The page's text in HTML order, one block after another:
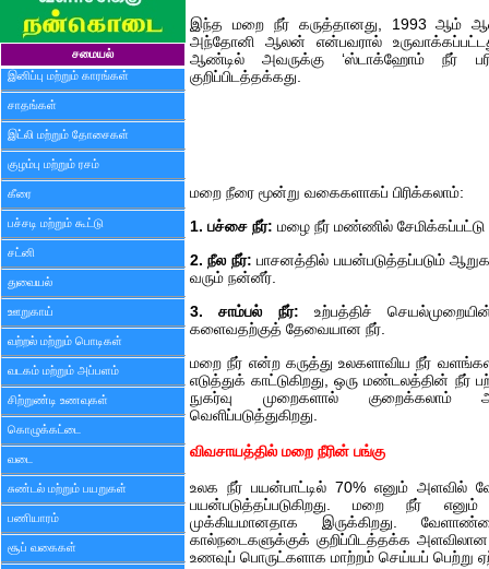
சமையல்
இனிப்பு மற்றும் காரங்கள்
சாதங்கள்
இட்லி மற்றும் தோசைகள்
குழம்பு மற்றும் ரசம்
கீரை
பச்சடி மற்றும் கூட்டு
சட்னி
துவையல்
ஊறுகாய்
வற்றல் மற்றும் பொடிகள்
வடகம் மற்றும் அப்பளம்
சிற்றுண்டி உணவுகள்
கொழுக்கட்டை
வடை
சுண்டல் மற்றும் பயறுகள்
பணியாரம்
சூப் வகைகள்
இந்த மறை நீர் கருத்தானது, 1993 ஆம்
அந்தோனி ஆலன் என்பவரால்
ஆண்டில் அவருக்கு ‘ஸ்டாக்ஹோம் நீர்
குறிப்பிடத்தக்கது.
மறை நீரை மூன்று வகைகளாகப் பிரிக்கலாம்:
1. பச்சை நீர்: மழை நீர் மண்ணில் சேமிக்கப்பட்டு
2. நீல நீர்:பாசனத்தில் பயன்படுத்தப்படும்
வரும் நன்னீர்.
3. சாம்பல் நீர்: உற்பத்திச்
களைவதற்குத் தேவையான நீர்.
மறை நீர் என்ற கருத்து உலகளாவிய நீர்
எடுத்துக் காட்டுகிறது, ஒரு மண்டலத்தின் நீர்
நுகர்வு முறைகளால் குறைக்கலாம்
வெளிப்படுத்துகிறது.
விவசாயத்தில் மறை நீரின் பங்கு
உலக நீர் பயன்பாட்டில் 70% எனும் அளவில்
பயன்படுத்தப்படுகிறது. மறை நீர்
முக்கியமானதாக இருக்கிறது.
கால்நடைகளுக்குக் குறிப்பிடத்தக்க
உணவுப் பொருட்களாக மாற்றம் செய்யப் பெற்று